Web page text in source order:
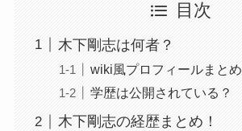
目次
木下剛志は何者？
wiki風プロフィールまとめ
学歴は公開されている？
木下剛志の経歴まとめ！